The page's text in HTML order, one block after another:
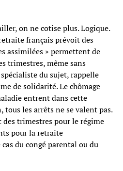
on ne cotise plus. Logique.
français prévoit des
assimilées » permettent de
trimestres, même sans
du sujet, rappelle
de solidarité. Le chômage
entrent dans cette
les arrêts ne se valent pas.
trimestres pour le régime
pour la retraite
du congé parental ou du